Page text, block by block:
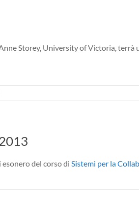
Storey, University of Victoria, terrà
del corso di Sistemi per la